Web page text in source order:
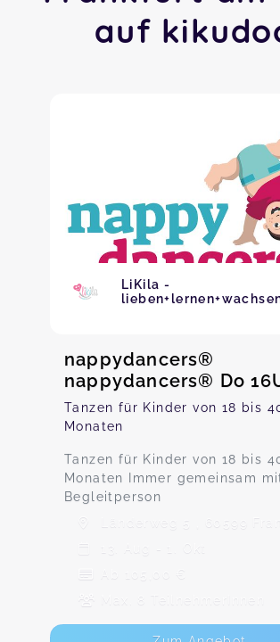
auf
LiKila -
nappydancers®
nappydancers® Do
Tanzen für Kinder von 18 bis
Monaten
Tanzen für Kinder von 18 bis
Monaten Immer gemeinsam
Begleitperson
Länderweg 5 , 60599
13. Aug - 1. Okt
Ab 105,00 €
Max. 8 TeilnehmerInnen